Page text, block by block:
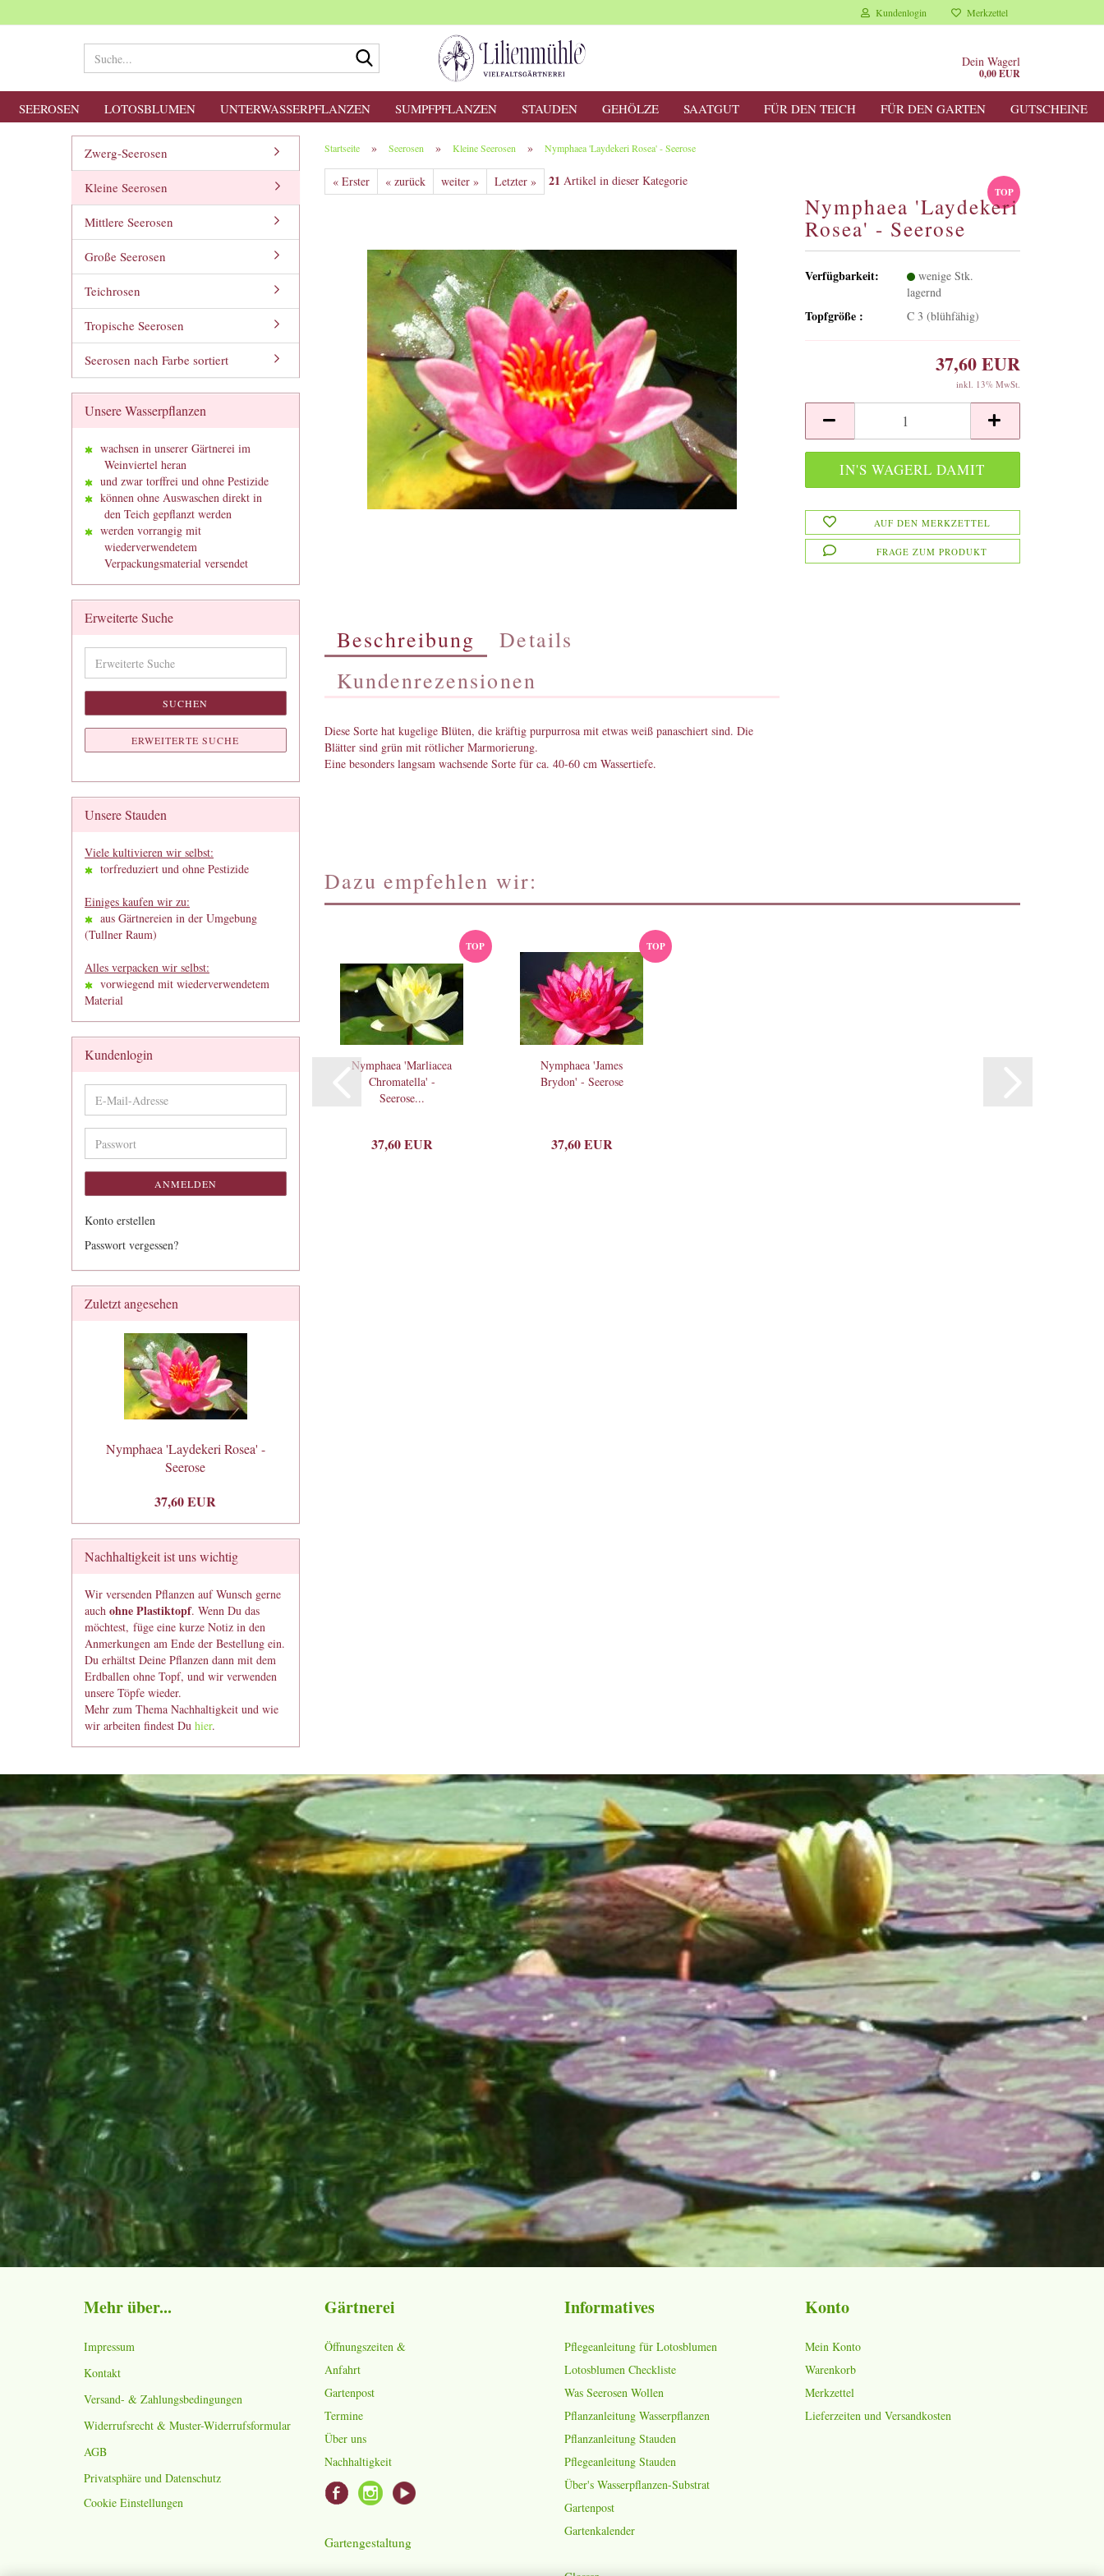
Kundenlogin Merkzettel
Dein Wagerl
0,00 EUR
SEEROSEN LOTOSBLUMEN UNTERWASSERPFLANZEN SUMPFPFLANZEN STAUDEN GEHÖLZE SAATGUT FÜR DEN TEICH FÜR DEN GARTEN GUTSCHEINE
Startseite » Seerosen » Kleine Seerosen » Nymphaea 'Laydekeri Rosea' - Seerose
« Erster « zurück weiter » Letzter » 21 Artikel in dieser Kategorie
TOP
Nymphaea 'Laydekeri
Rosea' - Seerose
Verfügbarkeit:
wenige Stk.
lagernd
Topfgröße : C 3 (blühfähig)
37,60 EUR
inkl. 13% MwSt.
AUF DEN MERKZETTEL
FRAGE ZUM PRODUKT
Beschreibung
Details
Kundenrezensionen
Diese Sorte hat kugelige Blüten, die kräftig purpurrosa mit etwas weiß panaschiert sind. Die
Blätter sind grün mit rötlicher Marmorierung.
Eine besonders langsam wachsende Sorte für ca. 40-60 cm Wassertiefe.
Dazu empfehlen wir:
TOP
Nymphaea 'Marliacea
Chromatella' -
Seerose...
37,60 EUR
TOP
Nymphaea 'James
Brydon' - Seerose
37,60 EUR
Zwerg-Seerosen
Kleine Seerosen
Mittlere Seerosen
Große Seerosen
Teichrosen
Tropische Seerosen
Seerosen nach Farbe sortiert
Unsere Wasserpflanzen
wachsen in unserer Gärtnerei im
Weinviertel heran
und zwar torffrei und ohne Pestizide
können ohne Auswaschen direkt in
den Teich gepflanzt werden
werden vorrangig mit
wiederverwendetem
Verpackungsmaterial versendet
Erweiterte Suche
Suche
SUCHEN
ERWEITERTE SUCHE
Unsere Stauden
Viele kultivieren wir selbst:
torfreduziert und ohne Pestizide
Einiges kaufen wir zu:
aus Gärtnereien in der Umgebung
(Tullner Raum)
Alles verpacken wir selbst:
vorwiegend mit wiederverwendetem
Material
Kundenlogin
E-
Mail-
Adresse
Passwort
ANMELDEN
Konto erstellen
Passwort vergessen?
Zuletzt angesehen
Nymphaea 'Laydekeri Rosea' -
Seerose
37,60 EUR
Nachhaltigkeit ist uns wichtig
Wir versenden Pflanzen auf Wunsch gerne
auch ohne Plastiktopf. Wenn Du das
möchtest, füge eine kurze Notiz in den
Anmerkungen am Ende der Bestellung ein.
Du erhältst Deine Pflanzen dann mit dem
Erdballen ohne Topf, und wir verwenden
unsere Töpfe wieder.
Mehr zum Thema Nachhaltigkeit und wie
wir arbeiten findest Du hier.
Mehr über...
Impressum
Kontakt
Versand- & Zahlungsbedingungen
Widerrufsrecht & Muster-Widerrufsformular
AGB
Privatsphäre und Datenschutz
Cookie Einstellungen
Gärtnerei
Öffnungszeiten &
Anfahrt
Gartenpost
Termine
Über uns
Nachhaltigkeit
Gartengestaltung
Informatives
Pflegeanleitung für Lotosblumen
Lotosblumen Checkliste
Was Seerosen Wollen
Pflanzanleitung Wasserpflanzen
Pflanzanleitung Stauden
Pflegeanleitung Stauden
Über's Wasserpflanzen-Substrat
Gartenpost
Gartenkalender
Konto
Mein Konto
Warenkorb
Merkzettel
Lieferzeiten und Versandkosten